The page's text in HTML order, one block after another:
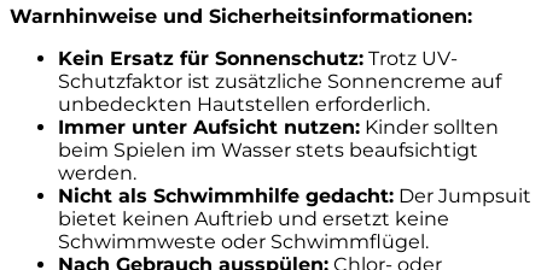
Warnhinweise und Sicherheitsinformationen:
Kein Ersatz für Sonnenschutz: Trotz UV-
Schutzfaktor ist zusätzliche Sonnencreme auf
unbedeckten Hautstellen erforderlich.
Immer unter Aufsicht nutzen: Kinder sollten
beim Spielen im Wasser stets beaufsichtigt
werden.
Nicht als Schwimmhilfe gedacht: Der Jumpsuit
bietet keinen Auftrieb und ersetzt keine
Schwimmweste oder Schwimmflügel.
Nach Gebrauch ausspülen: Chlor- oder